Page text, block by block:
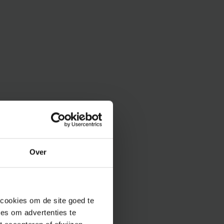
Over
om de site goed te
om advertenties te